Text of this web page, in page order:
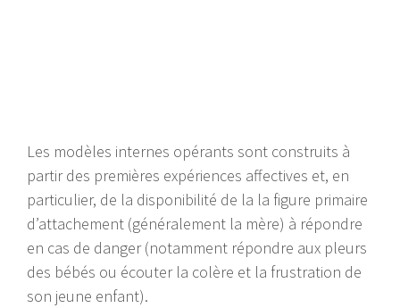
Les modèles internes opérants sont construits à
partir des premières expériences affectives et, en
particulier, de la disponibilité de la la figure primaire
d’attachement (généralement la mère) à répondre
en cas de danger (notamment répondre aux pleurs
des bébés ou écouter la colère et la frustration de
son jeune enfant).